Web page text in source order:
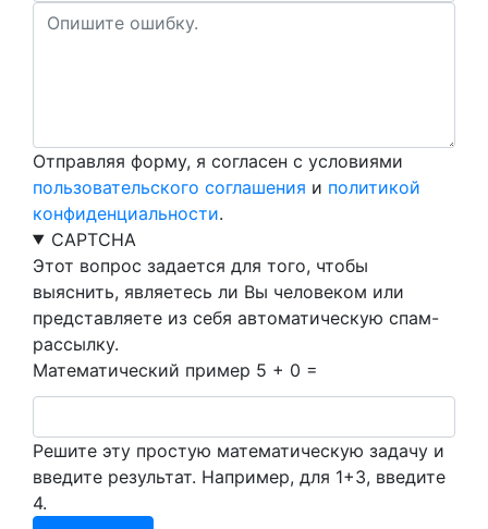
Отправляя форму, я согласен с условиями
пользовательского соглашения и политикой
конфиденциальности.
CAPTCHA
Этот вопрос задается для того, чтобы
выяснить, являетесь ли Вы человеком или
представляете из себя автоматическую спам-
рассылку.
Математический пример 5 + 0 =
Решите эту простую математическую задачу и
введите результат. Например, для 1+3, введите
4.